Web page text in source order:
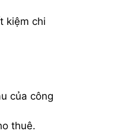
kiệm chi
của công
thuê.